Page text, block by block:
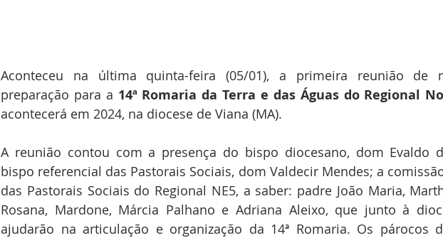
Aconteceu na última quinta-feira (05/01), a primeira reunião de
preparação para a 14ª Romaria da Terra e das Águas do Regional
acontecerá em 2024, na diocese de Viana (MA).
A reunião contou com a presença do bispo diocesano, dom Evaldo
bispo referencial das Pastorais Sociais, dom Valdecir Mendes; a
das Pastorais Sociais do Regional NE5, a saber: padre João Maria,
Rosana, Mardone, Márcia Palhano e Adriana Aleixo, que junto à
ajudarão na articulação e organização da 14ª Romaria. Os párocos